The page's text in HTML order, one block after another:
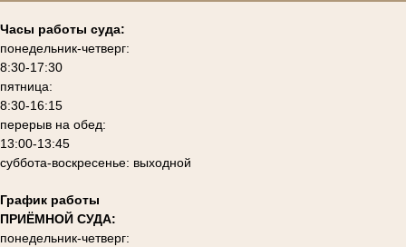
Часы работы суда:
понедельник-четверг:
8:30-17:30
пятница:
8:30-16:15
перерыв на обед:
13:00-13:45
суббота-воскресенье: выходной
График работы
ПРИЁМНОЙ СУДА:
понедельник-четверг: